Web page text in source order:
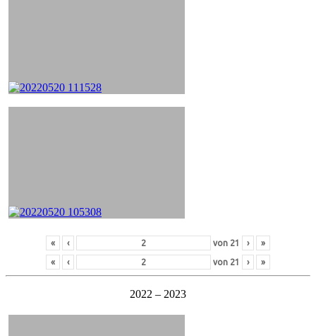
« ‹ von 21 › »
« ‹ von 21 › »
2022 – 2023